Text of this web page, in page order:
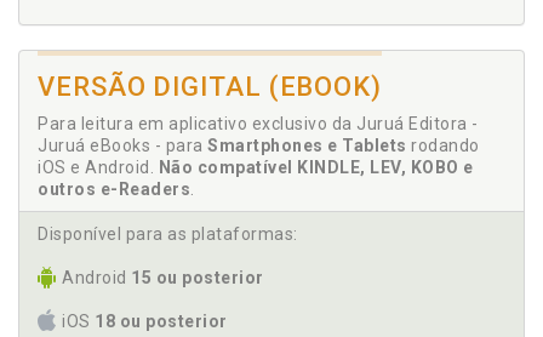
VERSÃO DIGITAL (EBOOK)
Para leitura em aplicativo exclusivo da Juruá Editora -
Juruá eBooks - para Smartphones e Tablets rodando
iOS e Android.
Não compatível KINDLE, LEV, KOBO e
outros e-Readers
Disponível para as plataformas:
Android 15 ou posterior
iOS 18 ou posterior